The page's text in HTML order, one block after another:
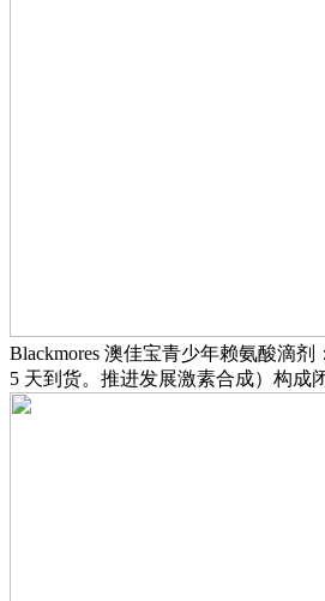
Blackmores 澳佳宝青少年赖氨酸滴
5 天到货。推进发展激素合成）构成